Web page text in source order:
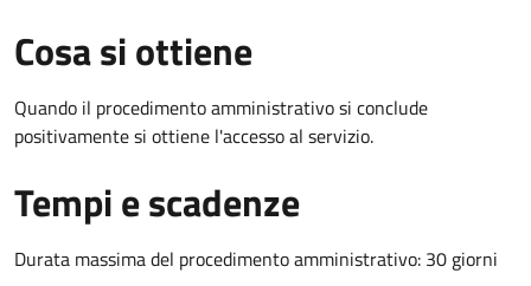
Cosa si ottiene
Quando il procedimento amministrativo si conclude
positivamente si ottiene l'accesso al servizio.
Tempi e scadenze
Durata massima del procedimento amministrativo: 30 giorni